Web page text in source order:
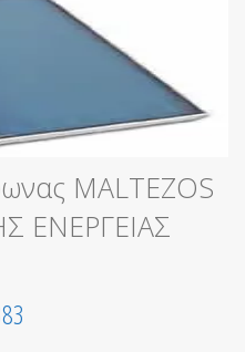
MALTEZOS
ΕΝΕΡΓΕΙΑΣ